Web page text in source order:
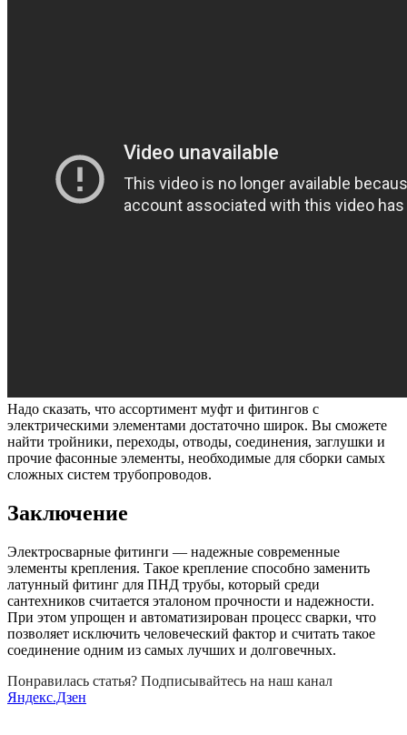
Надо сказать, что ассортимент муфт и фитингов с
электрическими элементами достаточно широк. Вы сможете
найти тройники, переходы, отводы, соединения, заглушки и
прочие фасонные элементы, необходимые для сборки самых
сложных систем трубопроводов.
Заключение
Электросварные фитинги — надежные современные
элементы крепления. Такое крепление способно заменить
латунный фитинг для ПНД трубы, который среди
сантехников считается эталоном прочности и надежности.
При этом упрощен и автоматизирован процесс сварки, что
позволяет исключить человеческий фактор и считать такое
соединение одним из самых лучших и долговечных.
Понравилась статья? Подписывайтесь на наш канал
Яндекс.Дзен